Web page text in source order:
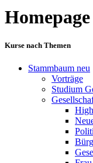
Kurse nach Themen
Stammbaum neu
Vorträge
Studium